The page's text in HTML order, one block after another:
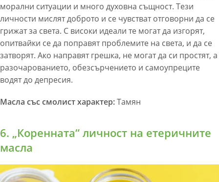
морални ситуации и много духовна същност. Тези
личности мислят доброто и се чувстват отговорни да се
грижат за света. С високи идеали те могат да изгорят,
опитвайки се да поправят проблемите на света, и да се
затворят. Ако направят грешка, не могат да си простят, а
разочарованието, обезсърчението и самоупреците
водят до депресия.
Масла със смолист характер:Тамян
6. „Коренната“ личност на етеричните
масла